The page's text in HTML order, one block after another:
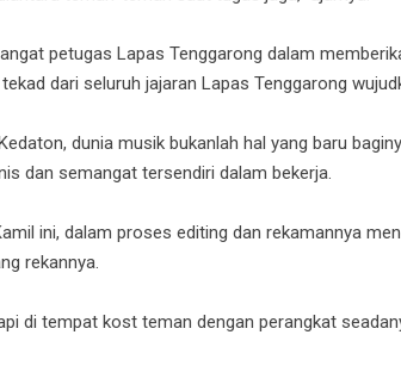
petugas Lapas Tenggarong dalam
dari seluruh jajaran Lapas Tenggarong
dunia musik bukanlah hal yang baru
dan semangat tersendiri dalam bekerja.
ini, dalam proses editing dan rekamannya
rekannya.
di tempat kost teman dengan perangkat